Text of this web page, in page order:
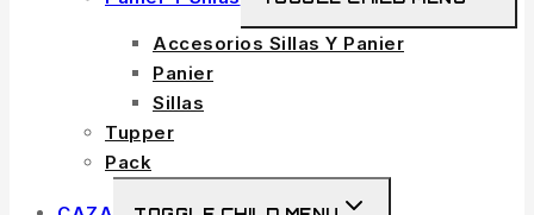
Accesorios Sillas Y Panier
Panier
Sillas
Tupper
Pack